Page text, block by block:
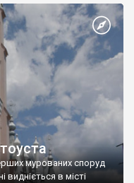
мурованих споруд
видніється в місті